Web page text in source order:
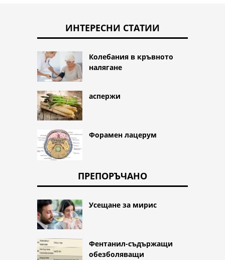
ИНТЕРЕСНИ СТАТИИ
Колебания в кръвното
налягане
аспержи
Форамен лацерум
ПРЕПОРЪЧАНО
Усещане за мирис
Фентанил-съдържащи
обезболяващи